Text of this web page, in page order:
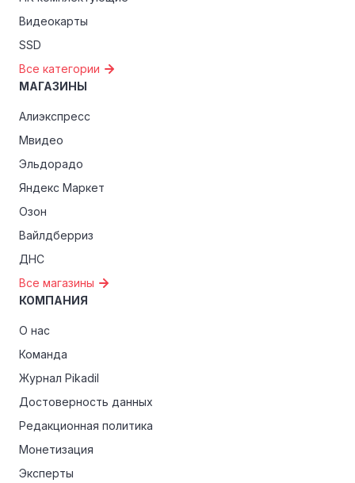
Видеокарты
SSD
Все категории
МАГАЗИНЫ
Алиэкспресс
Мвидео
Эльдорадо
Яндекс Маркет
Озон
Вайлдберриз
ДНС
Все магазины
КОМПАНИЯ
О нас
Команда
Журнал Pikadil
Достоверность данных
Редакционная политика
Монетизация
Эксперты